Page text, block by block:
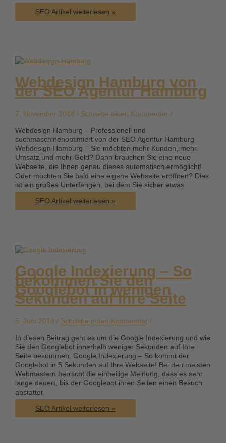
Webseiten
erstellen
Fehler
die
Sie
niemals
machen
SEO Artikel weiterlesen »
Webdesign Hamburg von
der SEO Agentur Hamburg
7. November 2018 / Schreibe einen Kommentar /
Webdesign Hamburg – Professionell und
suchmaschinenoptimiert von der SEO Agentur Hamburg
Webdesign Hamburg – Sie möchten mehr Kunden, mehr
Umsatz und mehr Geld? Dann brauchen Sie eine neue
Webseite, die Ihnen genau dieses automatisch ermöglicht!
Oder möchten Sie bald eine eigene Webseite eröffnen? Dies
ist ein großes Unterfangen, bei dem Sie sicher etwas
Webdesign
Hamburg
Agentur
Hamburg
SEO Artikel weiterlesen »
Google Indexierung – So
bekommen Sie den
Googlebot in wenigen
Sekunden auf Ihre Seite
5. Juni 2019 / Schreibe einen Kommentar /
In diesen Beitrag geht es um die Google Indexierung und wie
Sie den Googlebot innerhalb weniger Sekunden auf Ihre
Seite bekommen. Google Indexierung – So kommt der
Googlebot in 5 Sekunden auf Ihre Webseite! Bei den meisten
Webmastern herrscht die einheilige Meinung, dass es sehr
lange dauert, bis der Googlebot ihren Seiten einen Besuch
abstattet
Google
Indexierung
SEO Artikel weiterlesen »